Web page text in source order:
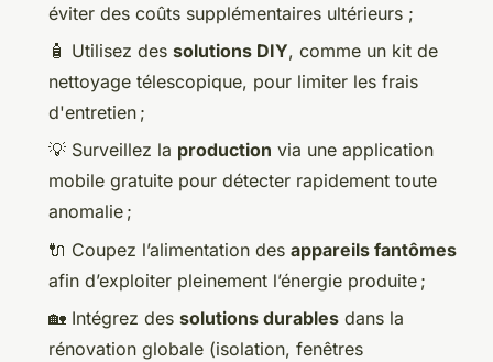
éviter des coûts supplémentaires ultérieurs ;
🧴 Utilisez des solutions DIY, comme un kit de
nettoyage télescopique, pour limiter les frais
d'entretien ;
💡 Surveillez la production via une application
mobile gratuite pour détecter rapidement toute
anomalie ;
🔌 Coupez l’alimentation des appareils fantômes
afin d’exploiter pleinement l’énergie produite ;
🏡 Intégrez des solutions durables dans la
rénovation globale (isolation, fenêtres